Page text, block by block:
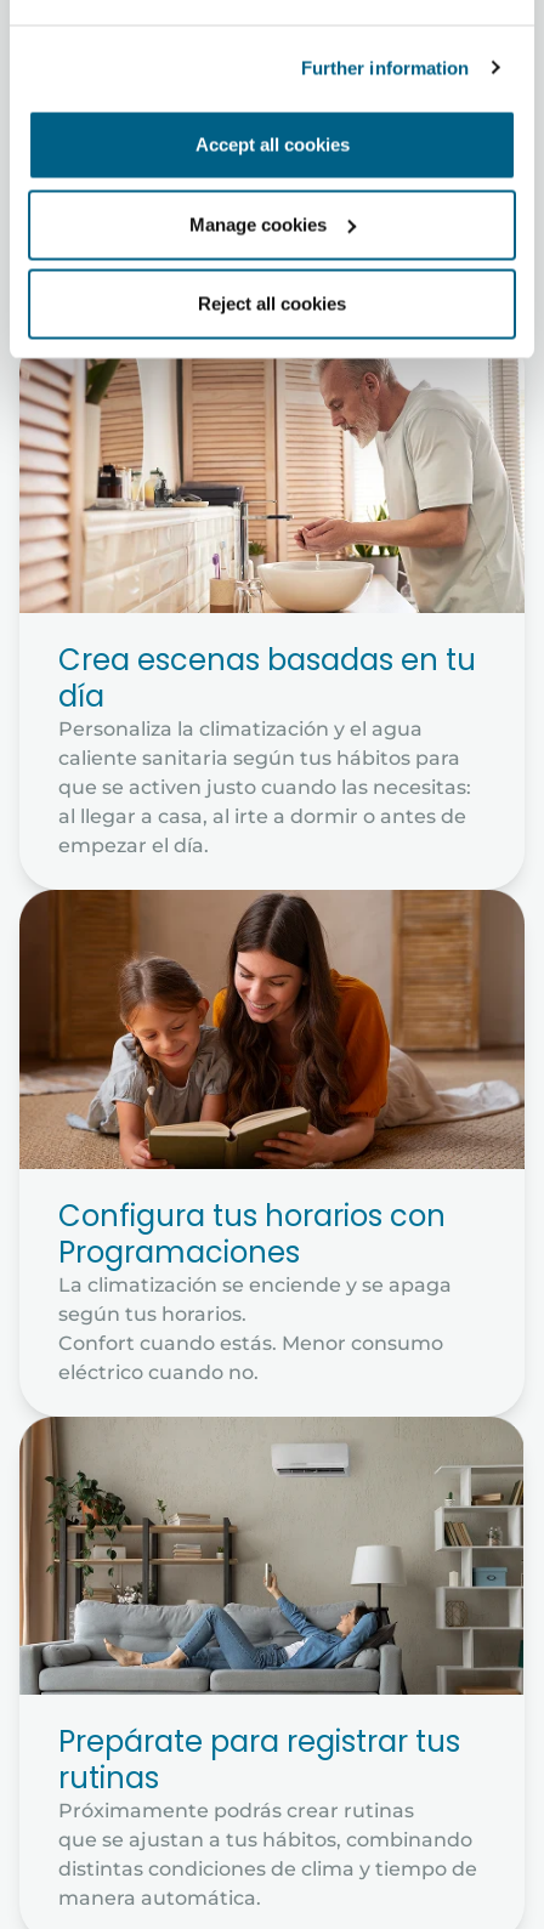
Further information
Accept all cookies
Manage cookies
Reject all cookies
Automatiza la gestión de
tu climatización
para que se adapte
automáticamente a tus horarios,
hábitos y preferencias.
Crea escenas basadas en tu
día
Personaliza la climatización y el agua
caliente sanitaria según tus hábitos para
que se activen justo cuando las necesitas:
al llegar a casa, al irte a dormir o antes de
empezar el día.
Configura tus horarios con
Programaciones
La climatización se enciende y se apaga
según tus horarios.
Confort cuando estás. Menor consumo
eléctrico cuando no.
Prepárate para registrar tus
rutinas
Próximamente podrás crear rutinas
que se ajustan a tus hábitos, combinando
distintas condiciones de clima y tiempo de
manera automática.